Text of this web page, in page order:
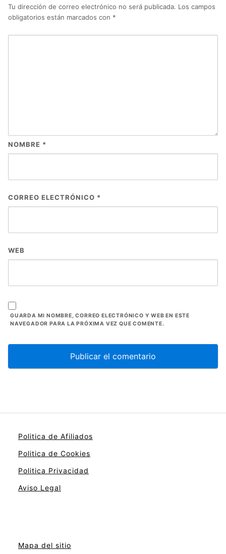
Tu dirección de correo electrónico no será publicada. Los campos
obligatorios están marcados con *
NOMBRE *
CORREO ELECTRÓNICO *
WEB
GUARDA MI NOMBRE, CORREO ELECTRÓNICO Y WEB EN ESTE
NAVEGADOR PARA LA PRÓXIMA VEZ QUE COMENTE.
Politica de Afiliados
Politica de Cookies
Politica Privacidad
Aviso Legal
Mapa del sitio